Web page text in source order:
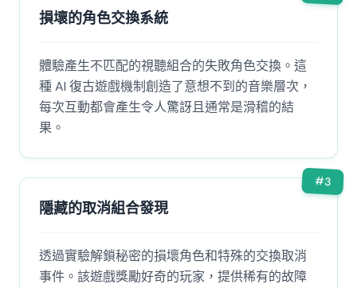
損壞的角色交換系統
體驗產生不匹配的視聽組合的失敗角色交換。這
種 AI 復古遊戲機制創造了意想不到的音樂層次，
每次互動都會產生令人驚訝且通常是滑稽的結
果。
#3
隱藏的取消組合發現
透過實驗解鎖秘密的損壞角色和特殊的交換取消
事件。該遊戲獎勵好奇的玩家，提供稀有的故障